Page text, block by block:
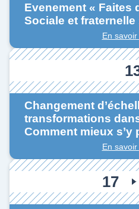
Evenement « Faites
Sociale et fraternelle
En savoir
Changement
transformations
Comment mieux s’y
En savoir
mar
17
NOV